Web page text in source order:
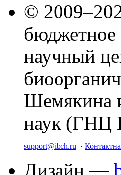
©
бюджетное
научный
Шемякина
наук
support@ibch.ru ·
Дизайн —